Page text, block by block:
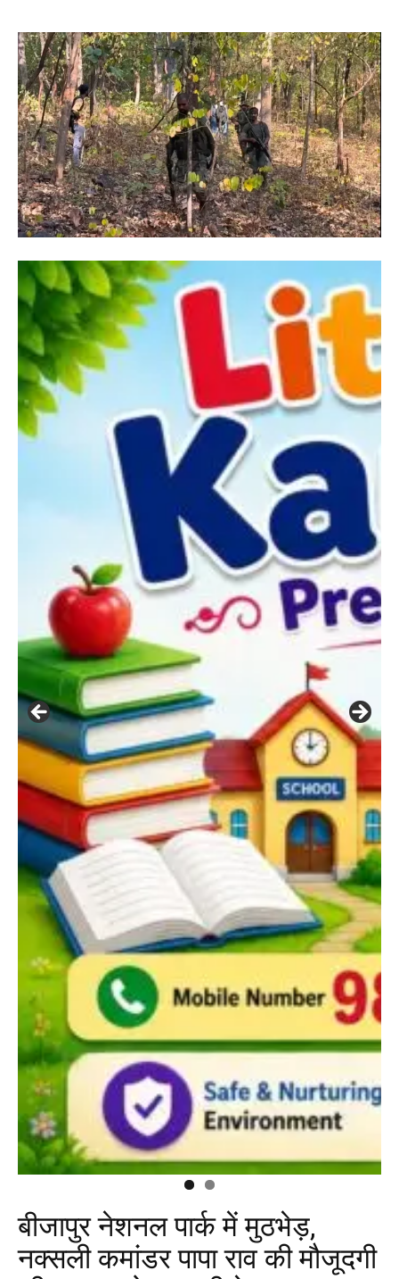
बीजापुर नेशनल पार्क में मुठभेड़,
नक्सली कमांडर पापा राव की मौजूदगी